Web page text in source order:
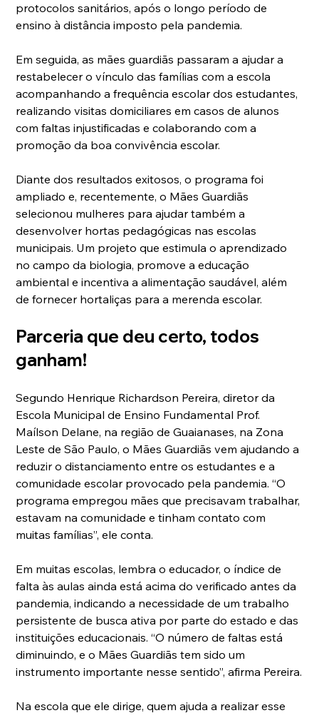
protocolos sanitários, após o longo período de
ensino à distância imposto pela pandemia.
Em seguida, as mães guardiãs passaram a ajudar a
restabelecer o vínculo das famílias com a escola
acompanhando a frequência escolar dos estudantes,
realizando visitas domiciliares em casos de alunos
com faltas injustificadas e colaborando com a
promoção da boa convivência escolar.
Diante dos resultados exitosos, o programa foi
ampliado e, recentemente, o Mães Guardiãs
selecionou mulheres para ajudar também a
desenvolver hortas pedagógicas nas escolas
municipais. Um projeto que estimula o aprendizado
no campo da biologia, promove a educação
ambiental e incentiva a alimentação saudável, além
de fornecer hortaliças para a merenda escolar.
Parceria que deu certo, todos
ganham!
Segundo Henrique Richardson Pereira, diretor da
Escola Municipal de Ensino Fundamental Prof.
Maílson Delane, na região de Guaianases, na Zona
Leste de São Paulo, o Mães Guardiãs vem ajudando a
reduzir o distanciamento entre os estudantes e a
comunidade escolar provocado pela pandemia. “O
programa empregou mães que precisavam trabalhar,
estavam na comunidade e tinham contato com
muitas famílias”, ele conta.
Em muitas escolas, lembra o educador, o índice de
falta às aulas ainda está acima do verificado antes da
pandemia, indicando a necessidade de um trabalho
persistente de busca ativa por parte do estado e das
instituições educacionais. “O número de faltas está
diminuindo, e o Mães Guardiãs tem sido um
instrumento importante nesse sentido”, afirma Pereira.
Na escola que ele dirige, quem ajuda a realizar esse